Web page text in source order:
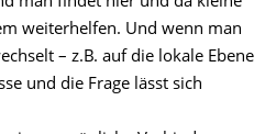
weiterhelfen. Und wenn man
– z.B. auf die lokale Ebene
und die Frage lässt sich